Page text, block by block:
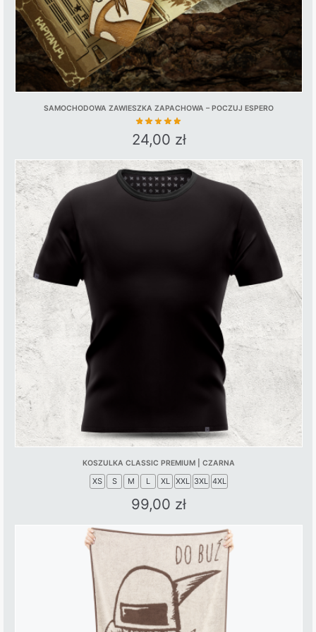
SAMOCHODOWA ZAWIESZKA ZAPACHOWA – POCZUJ ESPERO
24,00 zł
KOSZULKA CLASSIC PREMIUM | CZARNA
XS S M L XL XXL 3XL 4XL
99,00 zł
This
product
multiple
variants.
The
options